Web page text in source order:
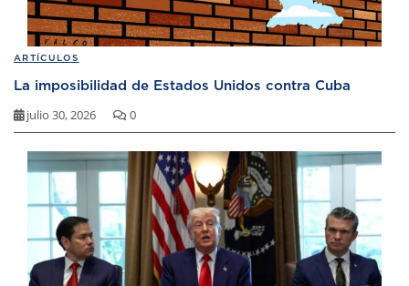
ARTÍCULOS
La imposibilidad de Estados Unidos contra Cuba
julio 30, 2026 0